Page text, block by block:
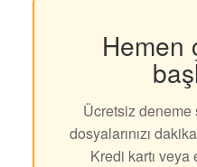
Hemen
Ücretsiz
dosyalarınızı
Kredi kartı